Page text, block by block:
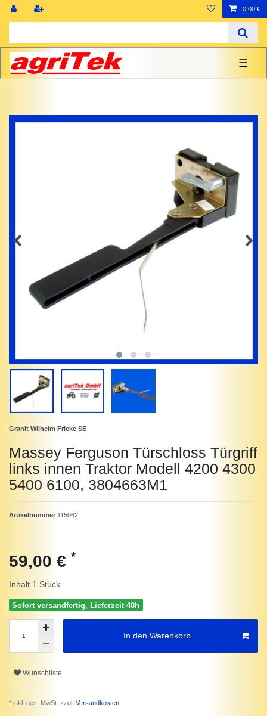
0,00 €
☰
Granit Wilhelm Fricke SE
Massey Ferguson Türschloss Türgriff
links innen Traktor Modell 4200 4300
5400 6100, 3804663M1
Artikelnummer 115062
59,00 € *
Inhalt 1 Stück
Sofort versandfertig, Lieferzeit 48h
In den Warenkorb
Wunschliste
* inkl. ges. MwSt. zzgl. Versandkosten